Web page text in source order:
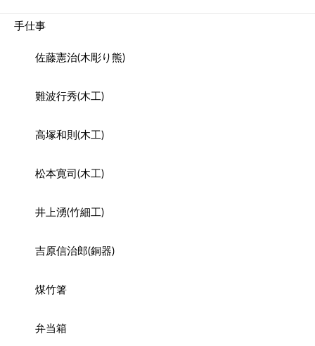
手仕事
佐藤憲治(木彫り熊)
難波行秀(木工)
高塚和則(木工)
松本寛司(木工)
井上湧(竹細工)
吉原信治郎(銅器)
煤竹箸
弁当箱